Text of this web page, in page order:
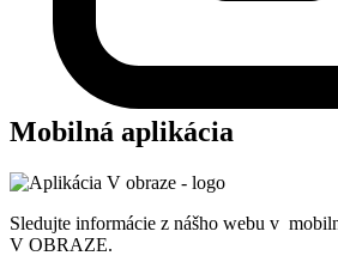
Mobilná aplikácia
Sledujte informácie z nášho webu v
V OBRAZE.